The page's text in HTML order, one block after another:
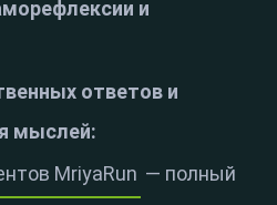
и
ответов и
мыслей:
MriyaRun — полный